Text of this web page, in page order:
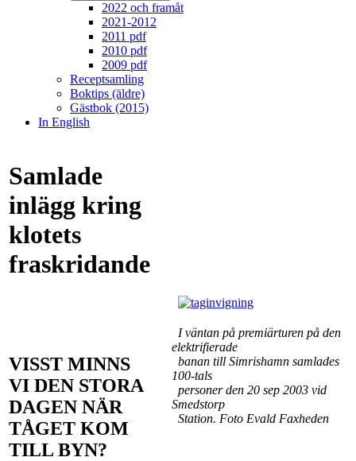
2022 och framåt
2021-2012
2011 pdf
2010 pdf
2009 pdf
Receptsamling
Boktips (äldre)
Gästbok (2015)
In English
Samlade
inlägg kring
klotets
fraskridande
VISST MINNS
VI DEN STORA
DAGEN NÄR
TÅGET KOM
TILL BYN?
I väntan på premiärturen på den
elektrifierade
banan till Simrishamn samlades
100-tals
personer den 20 sep 2003 vid
Smedstorp
Station. Foto Evald Faxheden